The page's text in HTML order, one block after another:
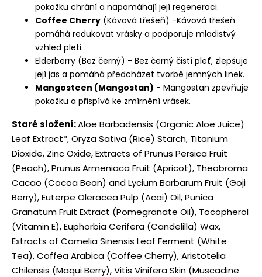
pokožku chrání a napomáhají její regeneraci.
Coffee Cherry (Kávová třešeň) -Kávová třešeň
pomáhá redukovat vrásky a podporuje mladistvý
vzhled pleti.
Elderberry (Bez černý) - Bez černý čistí pleť, zlepšuje
její jas a pomáhá předcházet tvorbě jemných linek.
Mangosteen (Mangostan) - Mangostan zpevňuje
pokožku a přispívá ke zmírnění vrásek.
Staré složení:Aloe Barbadensis (Organic Aloe Juice)
Leaf Extract*, Oryza Sativa (Rice) Starch, Titanium
Dioxide, Zinc Oxide, Extracts of Prunus Persica Fruit
(Peach), Prunus Armeniaca Fruit (Apricot), Theobroma
Cacao (Cocoa Bean) and Lycium Barbarum Fruit (Goji
Berry), Euterpe Oleracea Pulp (Acai) Oil, Punica
Granatum Fruit Extract (Pomegranate Oil), Tocopherol
(Vitamin E), Euphorbia Cerifera (Candelilla) Wax,
Extracts of Camelia Sinensis Leaf Ferment (White
Tea), Coffea Arabica (Coffee Cherry), Aristotelia
Chilensis (Maqui Berry), Vitis Vinifera Skin (Muscadine